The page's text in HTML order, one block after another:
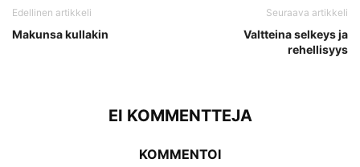
Edellinen artikkeli
Makunsa kullakin
Seuraava artikkeli
Valtteina selkeys ja
rehellisyys
EI KOMMENTTEJA
KOMMENTOI